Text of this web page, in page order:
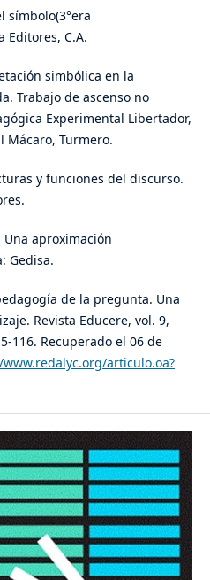
símbolo(3°era
Editores, C.A.
simbólica en la
Trabajo de ascenso no
Experimental Libertador,
Mácaro, Turmero.
y funciones del discurso.
Una aproximación
Gedisa.
de la pregunta. Una
Revista Educere, vol. 9,
116. Recuperado el 06 de
articulo.oa?